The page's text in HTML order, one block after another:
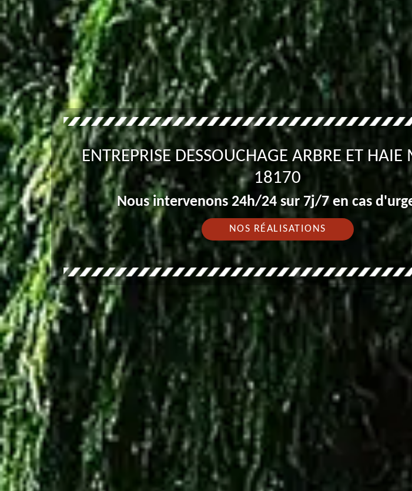
ENTREPRISE DESSOUCHAGE ARBRE ET HAIE
18170
Nous intervenons 24h/24 sur 7j/7 en cas
NOS RÉALISATIONS